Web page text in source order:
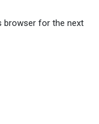
browser for the next